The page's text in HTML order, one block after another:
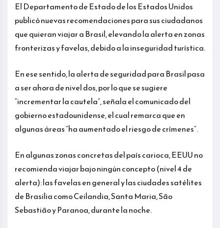
El Departamento de Estado de los Estados Unidos
publicó nuevas recomendaciones para sus ciudadanos
que quieran viajar a Brasil, elevando la alerta en zonas
fronterizas y favelas, debido a la inseguridad turística.
En ese sentido, la alerta de seguridad para Brasil pasa
a ser ahora de nivel dos, por lo que se sugiere
“incrementar la cautela”, señala el comunicado del
gobierno estadounidense, el cual remarca que en
algunas áreas “ha aumentado el riesgo de crímenes”.
En algunas zonas concretas del país carioca, EEUU no
recomienda viajar bajo ningún concepto (nivel 4 de
alerta): las favelas en general y las ciudades satélites
de Brasilia como Ceilandia, Santa Maria, São
Sebastião y Paranoa, durante la noche.